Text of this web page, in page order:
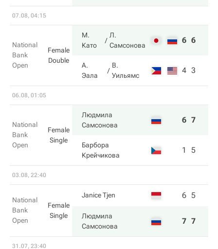
07.08, 04:15
National
Bank
Open
Female
Double
М.
Като
Л.
Самсонова
6 6
А.
Эала
В.
Уильямс
4 3
06.08, 01:05
National
Bank
Open
Female
Single
Людмила
Самсонова
6 7
Барбора
Крейчикова
1 5
03.08, 22:40
National
Bank
Open
Female
Single
Janice Tjen 6 5
Людмила
Самсонова
7 7
31.07, 23:40